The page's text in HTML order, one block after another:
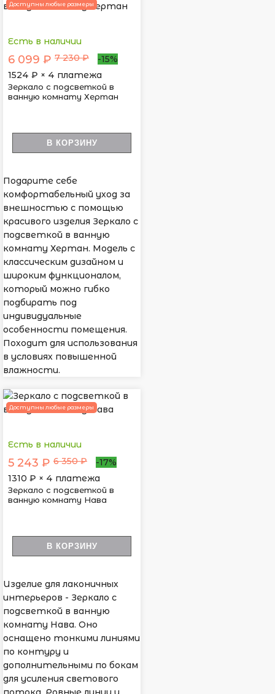
Доступны любые размеры
Есть в наличии
6 099 ₽ 7 230 ₽
-15%
1524 ₽ × 4 платежа
Зеркало с подсветкой в
ванную комнату Хертан
В КОРЗИНУ
Подарите себе
комфортабельный уход за
внешностью с помощью
красивого изделия Зеркало с
подсветкой в ванную
комнату Хертан. Модель с
классическим дизайном и
широким функционалом,
который можно гибко
подбирать под
индивидуальные
особенности помещения.
Походит для использования
в условиях повышенной
влажности.
Доступны любые размеры
Есть в наличии
5 243 ₽ 6 350 ₽
-17%
1310 ₽ × 4 платежа
Зеркало с подсветкой в
ванную комнату Нава
В КОРЗИНУ
Изделие для лаконичных
интерьеров - Зеркало с
подсветкой в ванную
комнату Нава. Оно
оснащено тонкими линиями
по контуру и
дополнительными по бокам
для усиления светового